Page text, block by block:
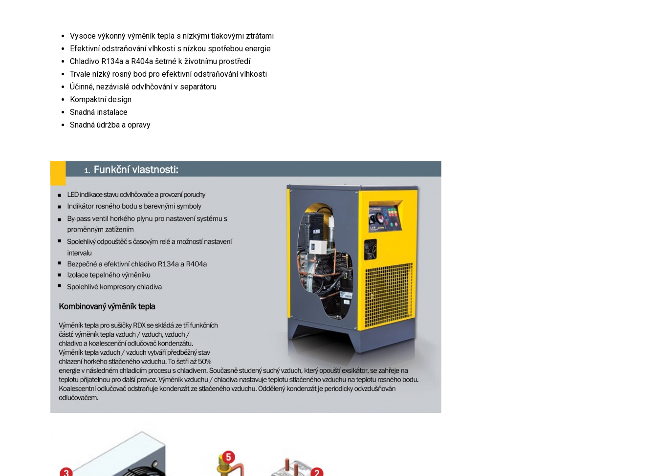
Vysoce výkonný výměník tepla s nízkými tlakovými ztrátami
Efektivní odstraňování vlhkosti s nízkou spotřebou energie
Chladivo R134a a R404a šetrné k životnímu prostředí
Trvale nízký rosný bod pro efektivní odstraňování vlhkosti
Účinné, nezávislé odvlhčování v separátoru
Kompaktní design
Snadná instalace
Snadná údržba a opravy